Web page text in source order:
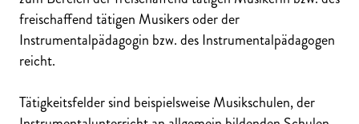
freischaffend tätigen Musikers oder der
Instrumentalpädagogin bzw. des Instrumentalpädagogen
reicht.
Tätigkeitsfelder sind beispielsweise Musikschulen, der